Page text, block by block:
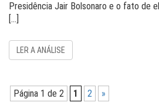
Presidência Jair Bolsonaro e o fato de
[…]
LER A ANÁLISE
Página 1 de 2 1 2 »